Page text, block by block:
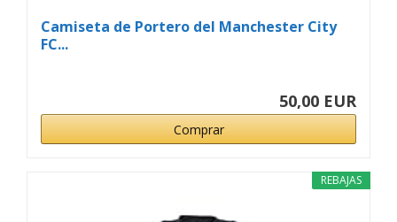
Camiseta de Portero del Manchester City
FC...
50,00 EUR
Comprar
REBAJAS